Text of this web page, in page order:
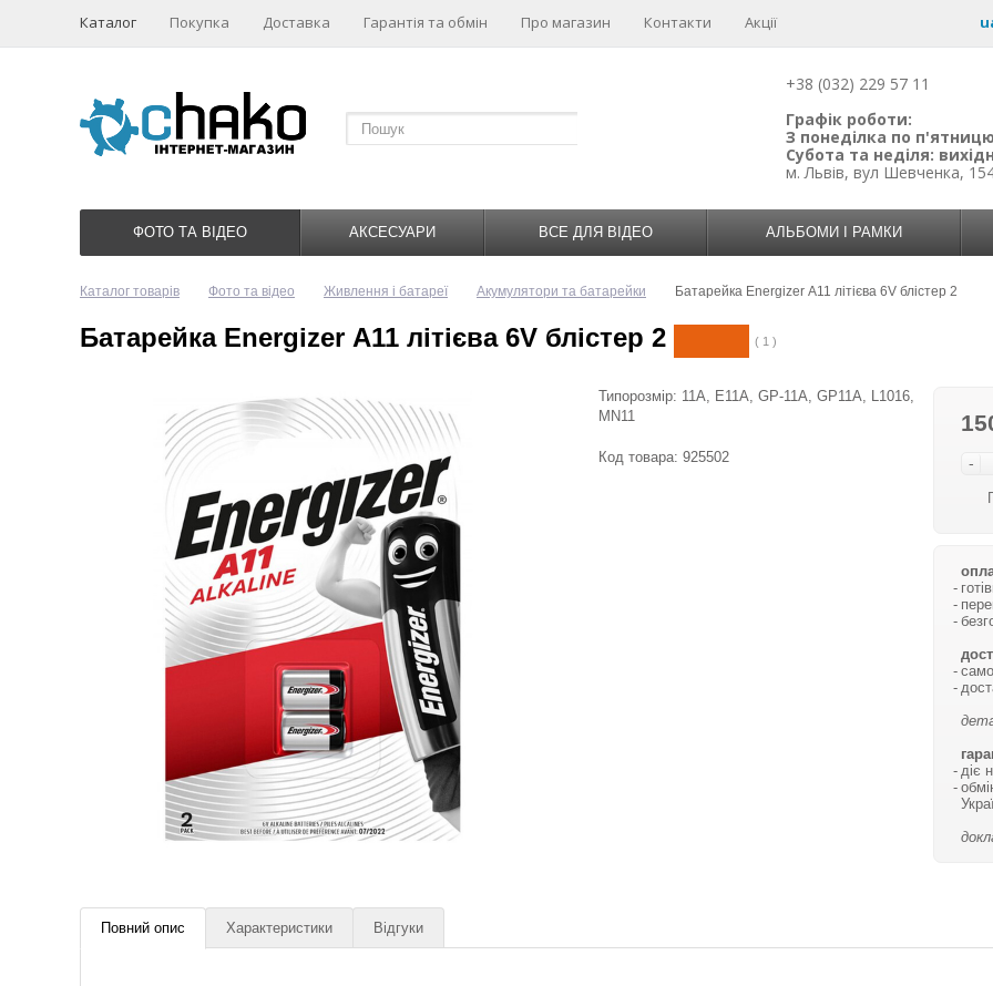
Каталог Покупка Доставка Гарантія та обмін Про магазин Контакти Акції
+38 (032) 229 57 11
Графік роботи:
З понеділка по
Субота та неділя:
м. Львів, вул Шевченка,
ФОТО ТА ВІДЕО АКСЕСУАРИ ВСЕ ДЛЯ ВІДЕО АЛЬБОМИ І РАМКИ
Каталог товарів Фото та відео Живлення і батареї Акумулятори та батарейки Батарейка Energizer А11 літієва 6V блістер 2
Батарейка Energizer А11 літієва 6V блістер 2 ( 1 )
-
діє
Типорозмір: 11A, E11A, GP-11A, GP11A, L1016,
MN11
Код товара: 925502
Повний опис Характеристики Відгуки